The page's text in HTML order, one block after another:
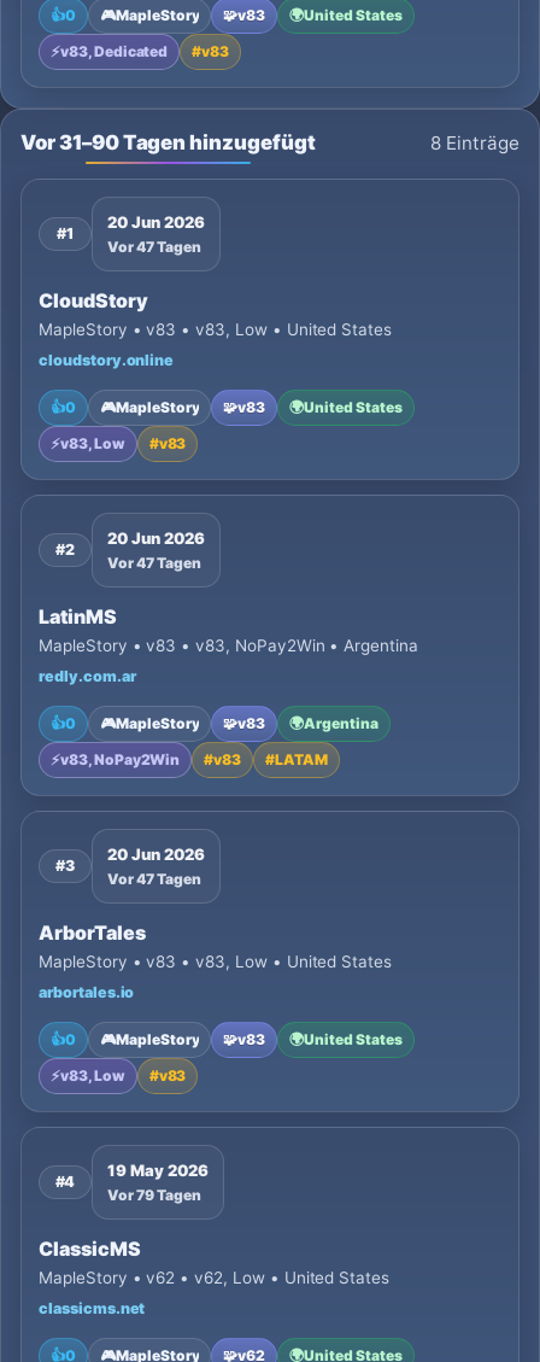
👍0 🎮MapleStory 🧩v83 🌍United States
⚡v83, Dedicated #v83
Vor 31–90 Tagen hinzugefügt 8 Einträge
#1
20 Jun 2026
Vor 47 Tagen
CloudStory
MapleStory • v83 • v83, Low • United States
cloudstory.online
👍0 🎮MapleStory 🧩v83 🌍United States
⚡v83, Low #v83
#2
20 Jun 2026
Vor 47 Tagen
LatinMS
MapleStory • v83 • v83, NoPay2Win • Argentina
redly.com.ar
👍0 🎮MapleStory 🧩v83 🌍Argentina
⚡v83, NoPay2Win #v83 #LATAM
#3
20 Jun 2026
Vor 47 Tagen
ArborTales
MapleStory • v83 • v83, Low • United States
arbortales.io
👍0 🎮MapleStory 🧩v83 🌍United States
⚡v83, Low #v83
#4
19 May 2026
Vor 79 Tagen
ClassicMS
MapleStory • v62 • v62, Low • United States
classicms.net
👍0 🎮MapleStory 🧩v62 🌍United States